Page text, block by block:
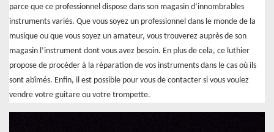
parce que ce professionnel dispose dans son magasin d’innombrables
instruments variés. Que vous soyez un professionnel dans le monde de la
musique ou que vous soyez un amateur, vous trouverez auprès de son
magasin l’instrument dont vous avez besoin. En plus de cela, ce luthier
propose de procéder à la réparation de vos instruments dans le cas où ils
sont abîmés. Enfin, il est possible pour vous de contacter si vous voulez
vendre votre guitare ou votre trompette.